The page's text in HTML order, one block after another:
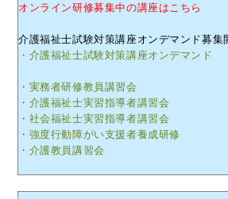
オンライン研修募集中の講座はこちら
介護福祉士試験対策講座オンデマンド募集
・介護福祉士試験対策講座オンデマンド
・実務者研修教員講習会
・介護福祉士実習指導者講習会
・社会福祉士実習指導者講習会
・強度行動障がい支援者養成研修
・介護教員講習会